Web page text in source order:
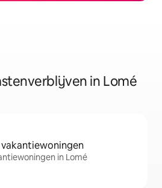
in Lomé
in Lomé